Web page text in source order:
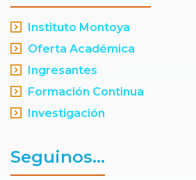
Instituto Montoya
Oferta Académica
Ingresantes
Formación Continua
Investigación
Seguinos...